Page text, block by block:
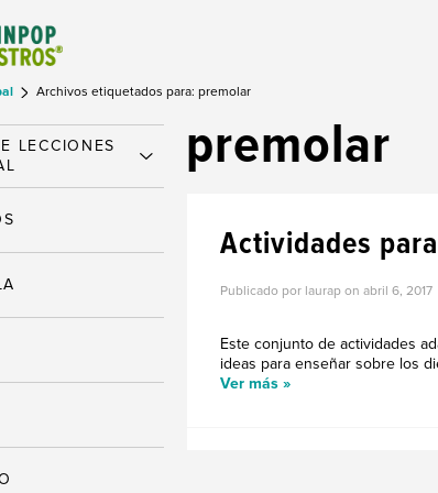
Archivos etiquetados para: premolar
premolar
Actividades
Publicado por laurap on abril 6, 2017
Este conjunto de actividades
ideas para enseñar sobre los
Ver más »
LECCIONES